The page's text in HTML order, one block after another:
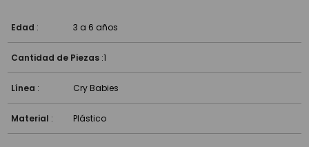
Edad : 3 a 6 años
Cantidad de Piezas :1
Línea : Cry Babies
Material : Plástico